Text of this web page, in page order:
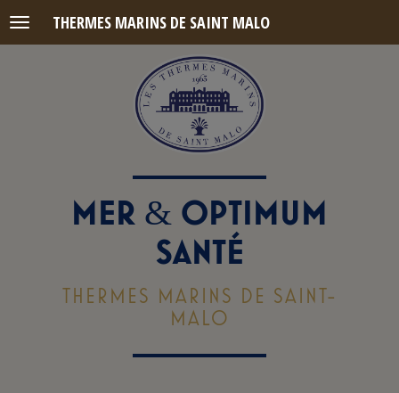
Menu THERMES MARINS DE SAINT MALO
MER & OPTIMUM
SANTÉ
THERMES MARINS DE SAINT-
MALO